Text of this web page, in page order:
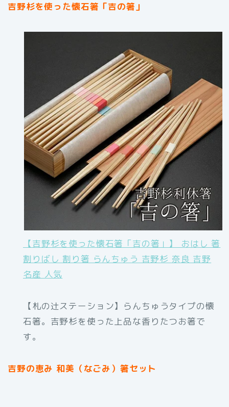
吉野杉を使った懐石箸「吉の箸」
【吉野杉を使った懐石箸「吉の箸」】 おはし 箸
割りばし 割り箸 らんちゅう 吉野杉 奈良 吉野
名産 人気
【札の辻ステーション】らんちゅうタイプの懐
石箸。吉野杉を使った上品な香りたつお箸で
す。
吉野の恵み 和美（なごみ）箸セット